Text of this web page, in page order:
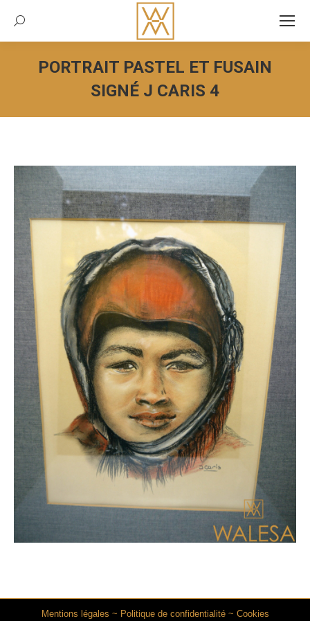
Recherche:
PORTRAIT PASTEL ET FUSAIN
SIGNÉ J CARIS 4
Vous êtes ici :
Mentions légales ~ Politique de confidentialité~ Cookies